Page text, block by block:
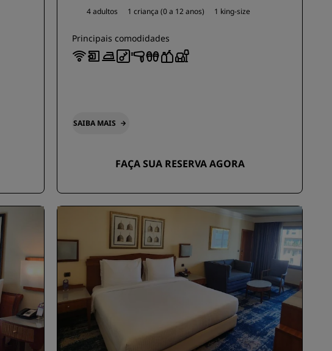
4 adultos 1 criança (0 a 12 anos) 1 king-size
Principais comodidades
SAIBA MAIS
FAÇA SUA RESERVA AGORA